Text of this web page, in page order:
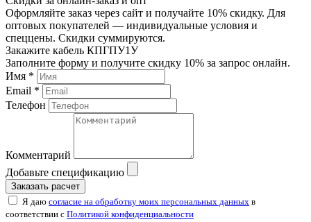
Оформляйте заказ через сайт и получайте 10% скидку. Для
оптовых покупателей — индивидуальные условия и
спеццены. Скидки суммируются.
Закажите кабель КПГПУ1У
Заполните форму и получите скидку 10% за запрос онлайн.
Имя *
Email *
Телефон
Комментарий
Добавьте спецификацию
Заказать расчет
Я даю согласие на обработку моих персональных данных в
соответствии с Политикой конфиденциальности